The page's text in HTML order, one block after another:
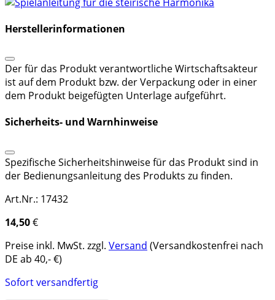
Herstellerinformationen
Der für das Produkt verantwortliche Wirtschaftsakteur
ist auf dem Produkt bzw. der Verpackung oder in einer
dem Produkt beigefügten Unterlage aufgeführt.
Sicherheits- und Warnhinweise
Spezifische Sicherheitshinweise für das Produkt sind in
der Bedienungsanleitung des Produkts zu finden.
Art.Nr.: 17432
14,50€
Preise inkl. MwSt. zzgl. Versand (Versandkostenfrei nach
DE ab 40,- €)
Sofort versandfertig